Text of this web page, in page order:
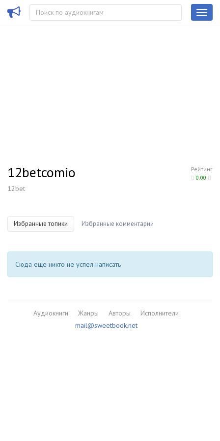
Рейтинг
0.00
12betcomio
12bet
Избранные топики Избранные комментарии
Сюда еще никто не успел написать
Аудиокниги Жанры Авторы
Исполнители
mail@sweetbook.net